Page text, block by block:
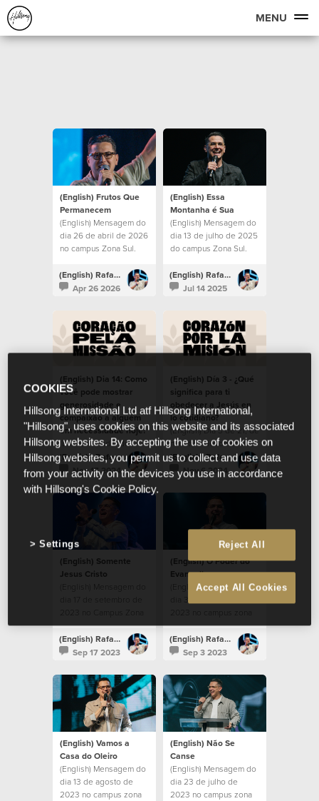
MENU
(English) Frutos Que
Permanecem
(English) Mensagem do
dia 26 de abril de 2026
no campus Zona Sul.
(English) Rafael Bitencourt
Apr 26 2026
(English) Essa
Montanha é Sua
(English) Mensagem do
dia 13 de julho de 2025
do campus Zona Sul.
(English) Rafael Bitencourt
Jul 14 2025
(English) Dia 14: Como
você pode mostrar
generosidade e
compaixão a alguém
em necessidade hoje?
(English) Cuidar dos
necessitados dentro da
comunidade.
(English) Rafael Bitencourt
Nov 17 2024
(English) Día 3 - ¿Qué
significa para ti
obedecer a Jesús en
lo cotidiano?
(English) Día 3 de 21, de
nuestros devocionales,
durante la temporada
de Corazón por la
Misión 2024.
(English) Rafael Bitencourt
Nov 6 2024
(English) Somente
Jesus Cristo
(English) Mensagem do
2023 no Campus Zona
Sul
(English) Rafael Bitencourt
Sep 17 2023
(English) O Poder do
Evangelho
(English) Mensagem do
2023 no campus zona
sul
(English) Rafael Bitencourt
Sep 3 2023
(English) Vamos a
Casa do Oleiro
(English) Mensagem do
dia 13 de agosto de
2023 no campus zona
(English) Não Se
Canse
(English) Mensagem do
dia 23 de julho de
2023 no campus zona
COOKIES
Hillsong International Ltd atf Hillsong International,
"Hillsong", uses cookies on this website and its associated
Hillsong websites. By accepting the use of cookies on
Hillsong websites, you permit us to collect and use data
from your activity on the devices you use in accordance
with Hillsong's Cookie Policy.
Reject All
Accept All Cookies
Settings